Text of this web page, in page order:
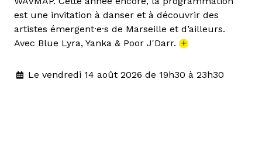
est une invitation à danser et à découvrir des
artistes émergent·e·s de Marseille et d’ailleurs.
Avec Blue Lyra, Yanka & Poor J'Darr. +
Le vendredi 14 août 2026 de 19h30 à 23h30